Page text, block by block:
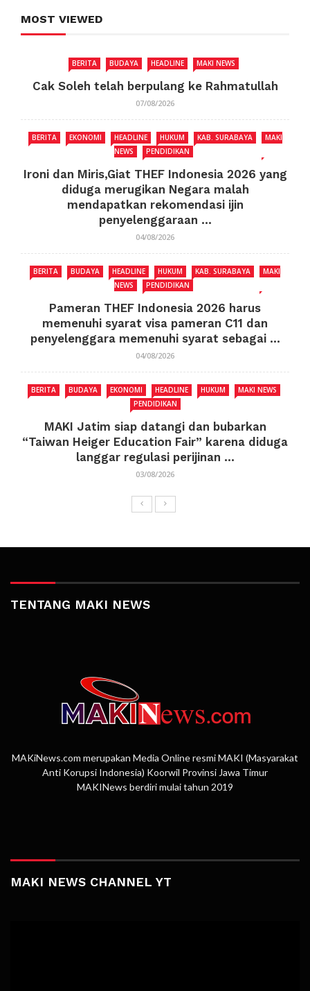
MOST VIEWED
BERITA BUDAYA HEADLINE MAKI NEWS
Cak Soleh telah berpulang ke Rahmatullah
07/08/2026
BERITA EKONOMI HEADLINE HUKUM KAB. SURABAYA
MAKI
NEWS
PENDIDIKAN
Ironi dan Miris,Giat THEF Indonesia 2026 yang
diduga merugikan Negara malah
mendapatkan rekomendasi ijin
penyelenggaraan ...
04/08/2026
BERITA BUDAYA HEADLINE HUKUM KAB. SURABAYA
MAKI
NEWS
PENDIDIKAN
Pameran THEF Indonesia 2026 harus
memenuhi syarat visa pameran C11 dan
penyelenggara memenuhi syarat sebagai ...
04/08/2026
BERITA BUDAYA EKONOMI HEADLINE HUKUM
MAKI NEWS
PENDIDIKAN
MAKI Jatim siap datangi dan bubarkan
“Taiwan Heiger Education Fair” karena diduga
langgar regulasi perijinan ...
03/08/2026
TENTANG MAKI NEWS
MAKiNews.com merupakan Media Online resmi MAKI (Masyarakat
Anti Korupsi Indonesia) Koorwil Provinsi Jawa Timur
MAKINews berdiri mulai tahun 2019
MAKI NEWS CHANNEL YT